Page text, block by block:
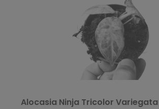
Alocasia Ninja Tricolor Variegata